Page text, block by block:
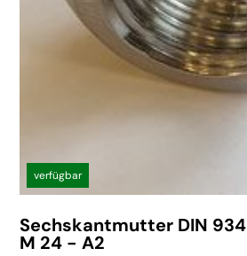
verfügbar
Sechskantmutter DIN 934
M 24 - A2